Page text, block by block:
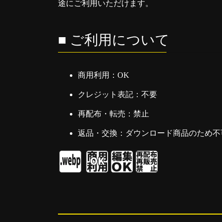
途にご利用いただけます。
■ ご利用について
商用利用：OK
クレジット表記：不要
再配布・転売：禁止
返品・交換：ダウンロード商品のため不